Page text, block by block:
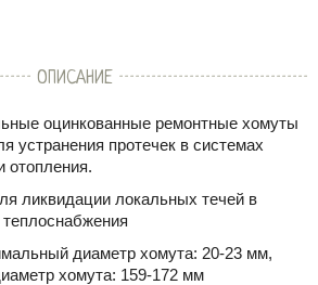
ОПИСАНИЕ
оцинкованные ремонтные хомуты
устранения протечек в системах
отопления.
ликвидации локальных течей в
диаметр хомута: 20-23 мм,
хомута: 159-172 мм